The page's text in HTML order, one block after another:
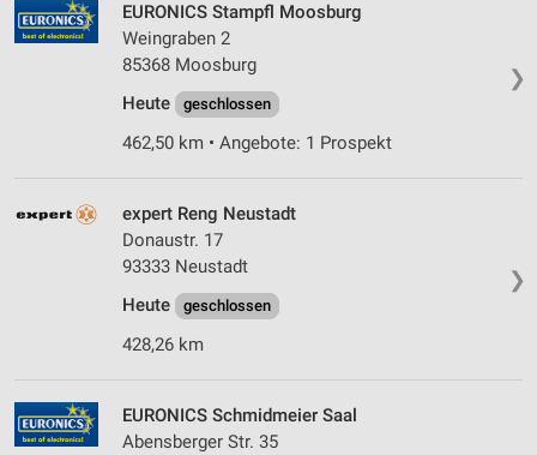
❯
EURONICS Stampfl Moosburg
Weingraben 2
85368 Moosburg
Heute
geschlossen
462,50 km • Angebote: 1 Prospekt
❯
expert Reng Neustadt
Donaustr. 17
93333 Neustadt
Heute
geschlossen
428,26 km
EURONICS Schmidmeier Saal
Abensberger Str. 35